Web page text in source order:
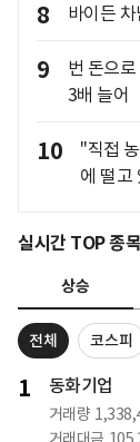
8 바이든
9
번 돈으
3배 늘어
10
"직접
에 떨고
실시간 TOP 종목
상승
전체 코스피
1 동화기업
거래량